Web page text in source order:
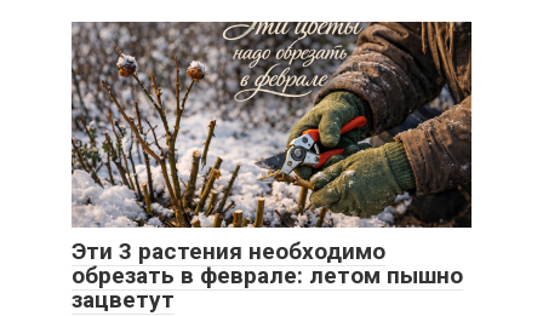
Эти 3 растения необходимо
обрезать в феврале: летом пышно
зацветут